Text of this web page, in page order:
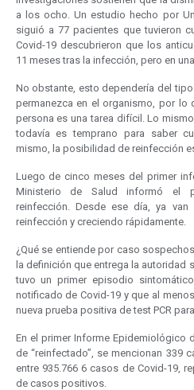
a los ocho. Un estudio hecho por
siguió a 77 pacientes que tuvieron
Covid-19 descubrieron que los
11 meses tras la infección, pero en
No obstante, esto dependería del
permanezca en el organismo, por lo
persona es una tarea difícil. Lo
todavía es temprano para saber
mismo, la posibilidad de reinfección
Luego de cinco meses del primer
Ministerio de Salud informó el
reinfección. Desde ese día, ya
reinfección y creciendo rápidamente.
¿Qué se entiende por caso
la definición que entrega la autoridad
tuvo un primer episodio
notificado de Covid-19 y que al
nueva prueba positiva de test PCR
En el primer Informe Epidemiológico
de “reinfectado”, se mencionan 339
entre 935.766 6 casos de Covid-19,
de casos positivos.